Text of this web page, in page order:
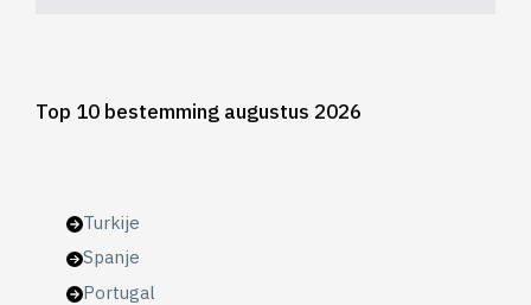
Top 10 bestemming augustus 2026
Turkije
Spanje
Portugal